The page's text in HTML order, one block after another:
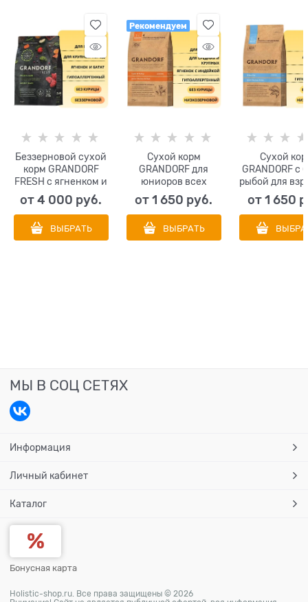
Беззерновой сухой
корм GRANDORF
FRESH с ягненком и
бататом для
взрослых собак
Adult MAXI
Lamb&Sweet Potato
от4 000 руб.
ВЫБРАТЬ
Рекомендуем
Сухой корм
GRANDORF для
юниоров всех
пород с ягненком и
индейкой (средних
4-х месяцев)
(Junior
от1 650 руб.
ВЫБРАТЬ
Сухой
GRANDORF с
рыбой для
собак
крупных
(Medium&Maxi
Fish)
от1 650
МЫ В СОЦ СЕТЯХ
Информация
Личный кабинет
Каталог
Бонусная карта
Holistic-shop.ru. Все права защищены © 2026